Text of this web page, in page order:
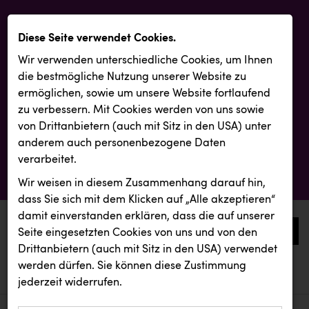
0
aktuelle aussendungen
aktuelle aussendungen
Diese Seite verwendet Cookies.
Wir verwenden unterschiedliche Cookies, um Ihnen
die best­mögliche Nutzung unserer Website zu
ermöglichen, sowie um unsere Website fortlaufend
zu verbessern. Mit Cookies werden von uns sowie
von Drittanbietern (auch mit Sitz in den USA) unter
anderem auch personenbezogene Daten
verarbeitet.
Wir weisen in diesem Zusammenhang darauf hin,
dass Sie sich mit dem Klicken auf „Alle akzeptieren“
damit ein­ver­standen erklären, dass die auf unserer
Seite eingesetzten Cookies von uns und von den
Drittanbietern (auch mit Sitz in den USA) verwendet
werden dürfen. Sie können diese Zustimmung
jederzeit widerrufen.